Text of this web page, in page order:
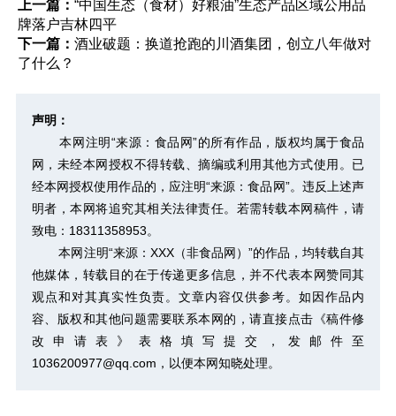
上一篇： “中国生态（食材）好粮油”生态产品区域公用品
牌落户吉林四平
下一篇： 酒业破题：换道抢跑的川酒集团，创立八年做对
了什么？
声明：
本网注明“来源：食品网”的所有作品，版权均属于食品
网，未经本网授权不得转载、摘编或利用其他方式使用。已
经本网授权使用作品的，应注明“来源：食品网”。违反上述声
明者，本网将追究其相关法律责任。若需转载本网稿件，请
致电：18311358953。
本网注明“来源：XXX（非食品网）”的作品，均转载自其
他媒体，转载目的在于传递更多信息，并不代表本网赞同其
观点和对其真实性负责。文章内容仅供参考。如因作品内
容、版权和其他问题需要联系本网的，请直接点击 《稿件修
改申请表》 表格填写提交，发邮件至
1036200977@qq.com，以便本网知晓处理。